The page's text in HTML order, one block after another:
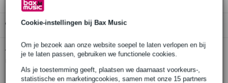
Cookie-instellingen bij Bax Music
Om je bezoek aan onze website soepel te laten verlopen en bij
je te laten passen, gebruiken we functionele cookies.
Als je toestemming geeft, plaatsen we daarnaast voorkeurs-,
statistische en marketingcookies, samen met onze 15 partners
Gratis ophalen in de winkel
Twijfel je of deDunlop 7828 Bill Russell capodaster voor
ukelele en banjo bij je past? Doe de check.
Start de check